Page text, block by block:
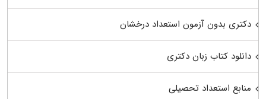
دکتری بدون آزمون استعداد درخشان
دانلود کتاب زبان دکتری
منابع استعداد تحصیلی